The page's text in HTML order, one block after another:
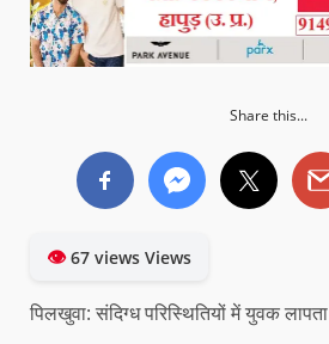
Share this...
👁67 views Views
पिलखुवा: संदिग्ध परिस्थितियों में युवक लापता